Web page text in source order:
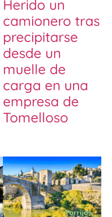
Herido un
camionero tras
precipitarse
desde un
muelle de
carga en una
empresa de
Tomelloso